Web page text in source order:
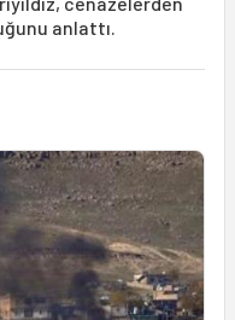
anlattı.